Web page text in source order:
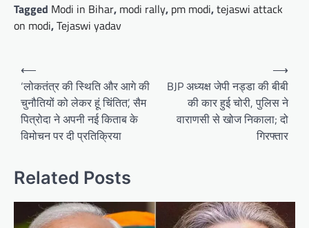
Tagged Modi in Bihar, modi rally, pm modi,tejaswi attack
on modi,Tejaswi yadav
Post
navigation
⟵
‘लोकतंत्र की स्थिति और आगे की
चुनौतियों को लेकर हूं चिंतित’, सैम
पित्रोदा ने अपनी नई किताब के
विमोचन पर दी प्रतिक्रिया
BJP अध्यक्ष जेपी नड्डा की बीबी
की कार हुई चोरी, पुलिस ने
वाराणसी से खोज निकाला; दो
गिरफ्तार
⟶
Related Posts